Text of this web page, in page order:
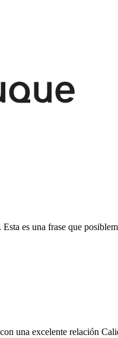
es una frase que
una excelente relación